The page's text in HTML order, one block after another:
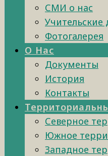
СМИ о нас
Учительские
Фотогалерея
О Нас
Документы
История
Контакты
Северное
Южное
Западное